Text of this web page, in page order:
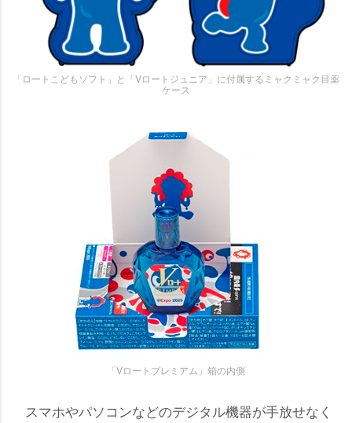
「ロートこどもソフト」と「Vロートジュニア」に付属するミャクミャク目薬
ケース
「Vロートプレミアム」箱の内側
スマホやパソコンなどのデジタル機器が手放せなく